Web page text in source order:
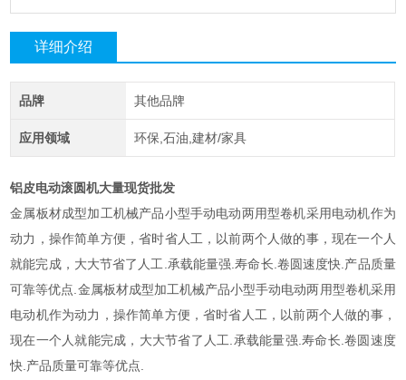
详细介绍
品牌 其他品牌
应用领域 环保,石油,建材/家具
铝皮电动滚圆机大量现货批发
金属板材成型加工机械产品小型手动电动两用型卷机采用电动机作为
动力，操作简单方便，省时省人工，以前两个人做的事，现在一个人
就能完成，大大节省了人工.承载能量强.寿命长.卷圆速度快.产品质量
可靠等优点.金属板材成型加工机械产品小型手动电动两用型卷机采用
电动机作为动力，操作简单方便，省时省人工，以前两个人做的事，
现在一个人就能完成，大大节省了人工.承载能量强.寿命长.卷圆速度
快.产品质量可靠等优点.